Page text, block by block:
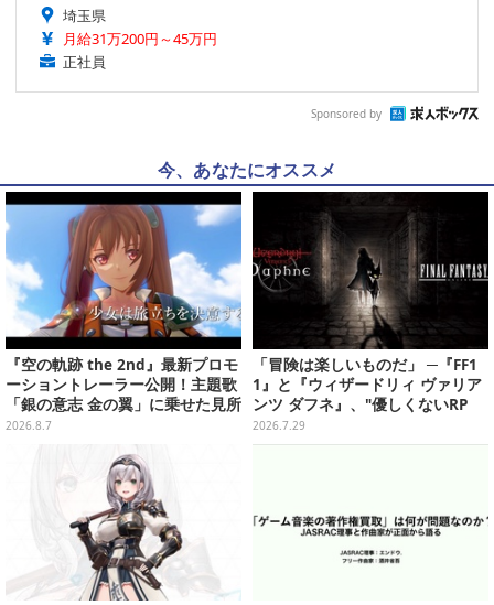
埼玉県
月給31万200円～45万円
正社員
Sponsored by
今、あなたにオススメ
『空の軌跡 the 2nd』最新プロモ
ーショントレーラー公開！主題歌
「銀の意志 金の翼」に乗せた見所
満載の映像に
2026.8.7
「冒険は楽しいものだ」 ─『FF1
1』と『ウィザードリィ ヴァリア
ンツ ダフネ』、"優しくないRP
G"の沼にどっぷり沈んだ4人の話
2026.7.29